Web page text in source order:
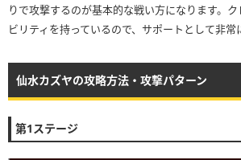
りで攻撃するのが基本的な戦い方になります。
ビリティを持っているので、サポートとして非常
仙水カズヤの攻略方法・攻撃パターン
第1ステージ